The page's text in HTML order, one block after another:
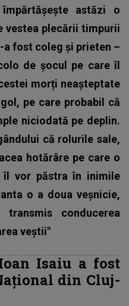
astăzi o
vestea plecării timpurii
a fost coleg și prieten –
de șocul pe care îl
morți neașteptate
pe care probabil că
niciodată pe deplin.
că rolurile sale,
hotărâre pe care o
îl vor păstra în inimile
o a doua veșnicie,
conducerea
veștii"
Isaiu a fost
din Cluj-